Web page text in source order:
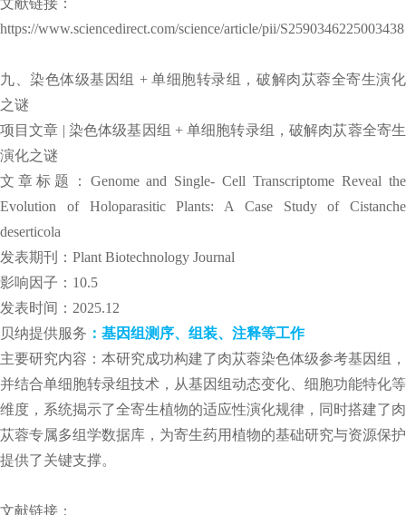
文献链接：
https://www.sciencedirect.com/science/article/pii/S2590346225003438
九、染色体级基因组 + 单细胞转录组，破解肉苁蓉全寄生演化
之谜
项目文章 | 染色体级基因组 + 单细胞转录组，破解肉苁蓉全寄生
演化之谜
文章标题：Genome and Single- Cell Transcriptome Reveal the
Evolution of Holoparasitic Plants: A Case Study of Cistanche
deserticola
发表期刊：Plant Biotechnology Journal
影响因子：10.5
发表时间：2025.12
贝纳提供服务 ：基因组测序、组装、注释等工作
主要研究内容：本研究成功构建了肉苁蓉染色体级参考基因组，
并结合单细胞转录组技术，从基因组动态变化、细胞功能特化等
维度，系统揭示了全寄生植物的适应性演化规律，同时搭建了肉
苁蓉专属多组学数据库，为寄生药用植物的基础研究与资源保护
提供了关键支撑。
文献链接：